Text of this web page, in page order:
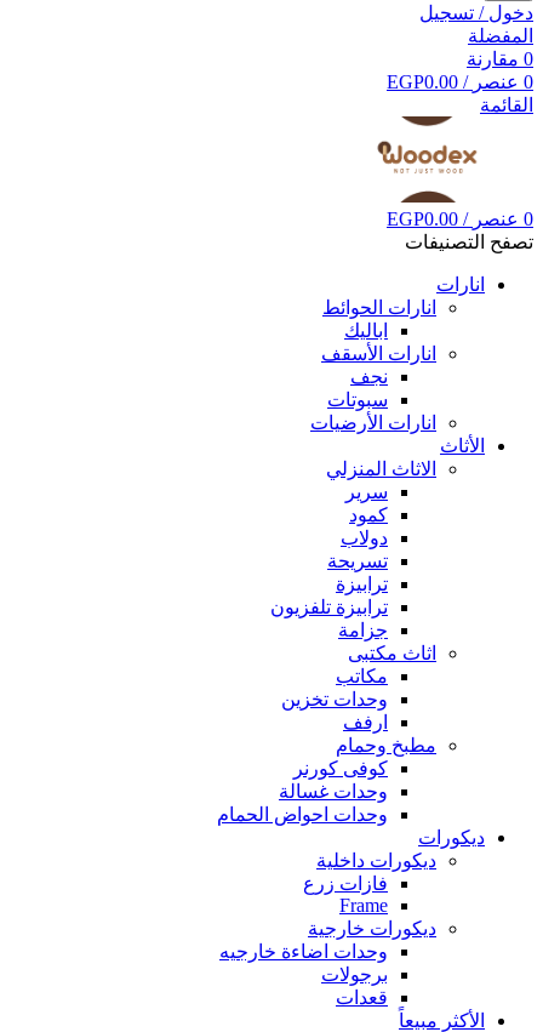
دخول / تسجيل
المفضلة
0 مقارنة
0 عنصر /
EGP0.00
القائمة
0 عنصر /
EGP0.00
تصفح التصنيفات
انارات
انارات الحوائط
اباليك
انارات الأسقف
نجف
سبوتات
انارات الأرضيات
الأثاث
الاثاث المنزلي
سرير
كمود
دولاب
تسريحة
ترابيزة
ترابيزة تلفزيون
جزامة
اثاث مكتبى
مكاتب
وحدات تخزين
ارفف
مطبخ وحمام
كوفى كورنر
وحدات غسالة
وحدات احواض الحمام
ديكورات
ديكورات داخلية
فازات زرع
Frame
ديكورات خارجية
وحدات اضاءة خارجيه
برجولات
قعدات
الأكثر مبيعاً